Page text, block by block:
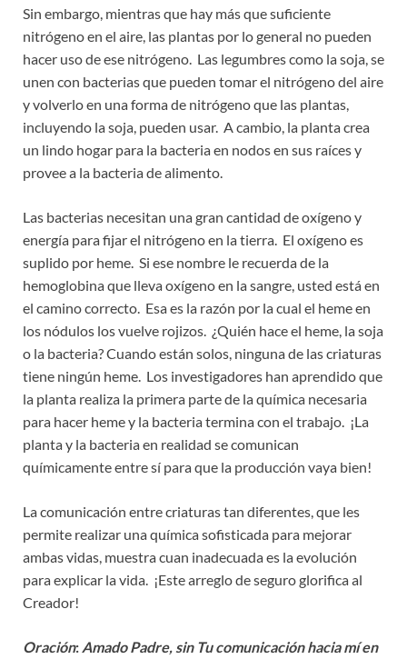
Sin embargo, mientras que hay más que suficiente
nitrógeno en el aire, las plantas por lo general no pueden
hacer uso de ese nitrógeno. Las legumbres como la soja, se
unen con bacterias que pueden tomar el nitrógeno del aire
y volverlo en una forma de nitrógeno que las plantas,
incluyendo la soja, pueden usar. A cambio, la planta crea
un lindo hogar para la bacteria en nodos en sus raíces y
provee a la bacteria de alimento.
Las bacterias necesitan una gran cantidad de oxígeno y
energía para fijar el nitrógeno en la tierra. El oxígeno es
suplido por heme. Si ese nombre le recuerda de la
hemoglobina que lleva oxígeno en la sangre, usted está en
el camino correcto. Esa es la razón por la cual el heme en
los nódulos los vuelve rojizos. ¿Quién hace el heme, la soja
o la bacteria? Cuando están solos, ninguna de las criaturas
tiene ningún heme. Los investigadores han aprendido que
la planta realiza la primera parte de la química necesaria
para hacer heme y la bacteria termina con el trabajo. ¡La
planta y la bacteria en realidad se comunican
químicamente entre sí para que la producción vaya bien!
La comunicación entre criaturas tan diferentes, que les
permite realizar una química sofisticada para mejorar
ambas vidas, muestra cuan inadecuada es la evolución
para explicar la vida. ¡Este arreglo de seguro glorifica al
Creador!
Oración: Amado Padre, sin Tu comunicación hacia mí en